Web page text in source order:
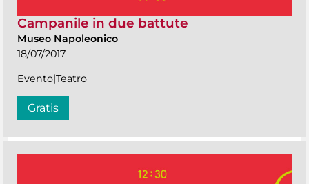
Campanile in due battute
Museo Napoleonico
18/07/2017
Evento|Teatro
Gratis